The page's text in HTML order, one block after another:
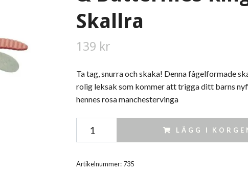
Skallra
139 kr
Ta tag, snurra och skaka! Denna fågelformade
rolig leksak som kommer att trigga ditt barns
hennes rosa manchestervinga
LÄGG I
Artikelnummer: 735